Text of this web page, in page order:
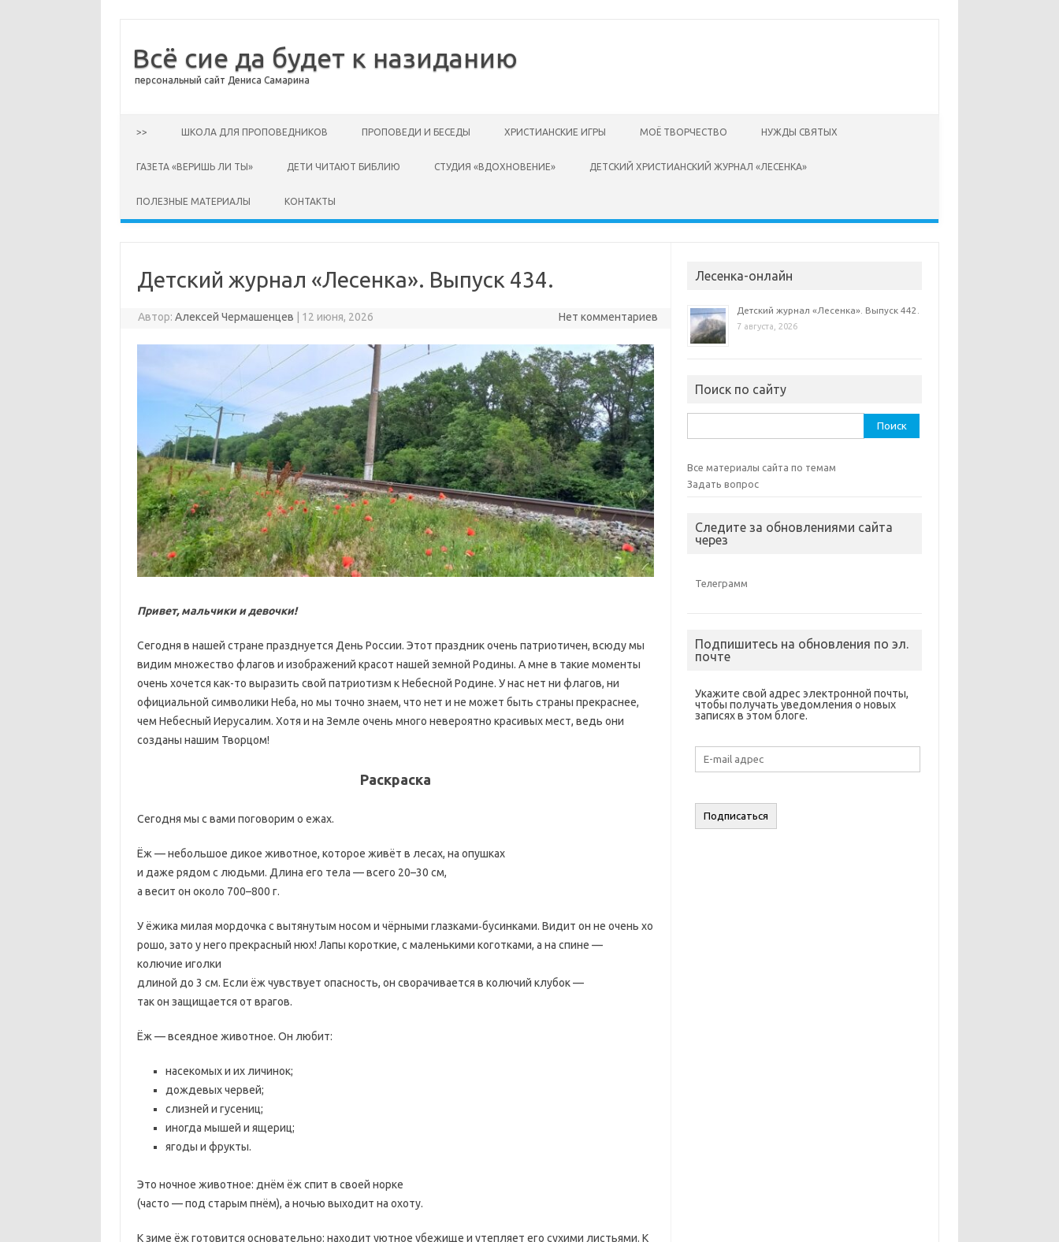
Всё сие да будет к назиданию
персональный сайт Дениса Самарина
>> ШКОЛА ДЛЯ ПРОПОВЕДНИКОВ ПРОПОВЕДИ И БЕСЕДЫ ХРИСТИАНСКИЕ ИГРЫ МОЁ ТВОРЧЕСТВО НУЖДЫ СВЯТЫХ
ГАЗЕТА «ВЕРИШЬ ЛИ ТЫ» ДЕТИ ЧИТАЮТ БИБЛИЮ СТУДИЯ «ВДОХНОВЕНИЕ» ДЕТСКИЙ ХРИСТИАНСКИЙ ЖУРНАЛ «ЛЕСЕНКА»
ПОЛЕЗНЫЕ МАТЕРИАЛЫ КОНТАКТЫ
Детский журнал «Лесенка». Выпуск 434.
Автор:Алексей Чермашенцев 12 июня, 2026 Нет комментариев
Привет, мальчики и девочки!
Сегодня в нашей стране празднуется День России. Этот праздник очень патриотичен, всюду мы
видим множество флагов и изображений красот нашей земной Родины. А мне в такие моменты
очень хочется как-то выразить свой патриотизм к Небесной Родине. У нас нет ни флагов, ни
официальной символики Неба, но мы точно знаем, что нет и не может быть страны прекраснее,
чем Небесный Иерусалим. Хотя и на Земле очень много невероятно красивых мест, ведь они
созданы нашим Творцом!
Раскраска
Сегодня мы с вами поговорим о ежах.
Ёж — небольшое дикое животное, которое живёт в лесах, на опушках
и даже рядом с людьми. Длина его тела — всего 20–30 см,
а весит он около 700–800 г.
У ёжика милая мордочка с вытянутым носом и чёрными глазками‑бусинками. Видит он не очень хо
рошо, зато у него прекрасный нюх! Лапы короткие, с маленькими коготками, а на спине —
колючие иголки
длиной до 3 см. Если ёж чувствует опасность, он сворачивается в колючий клубок —
так он защищается от врагов.
Ёж — всеядное животное. Он любит:
насекомых и их личинок;
дождевых червей;
слизней и гусениц;
иногда мышей и ящериц;
ягоды и фрукты.
Это ночное животное: днём ёж спит в своей норке
(часто — под старым пнём), а ночью выходит на охоту.
К зиме ёж готовится основательно: находит уютное убежище и утепляет его сухими листьями. К
Лесенка-онлайн
Детский журнал «Лесенка». Выпуск 442.
7 августа, 2026
Поиск по сайту
Все материалы сайта по темам
Задать вопрос
Следите за обновлениями сайта
через
Телеграмм
Подпишитесь на обновления по эл.
почте
Укажите свой адрес электронной почты,
чтобы получать уведомления о новых
записях в этом блоге.
E-
mail
адрес
Подписаться